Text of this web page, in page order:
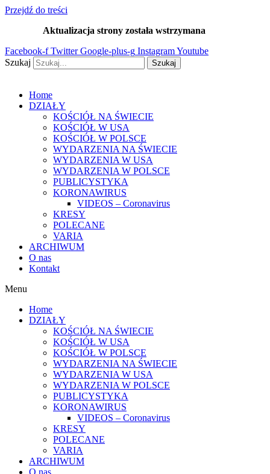
Przejdź do treści
Aktualizacja strony została wstrzymana
Facebook-f Twitter Google-plus-g InstagramYoutube
Szukaj
Szukaj
Home
DZIAŁY
KOŚCIÓŁ NA ŚWIECIE
KOŚCIÓŁ W USA
KOŚCIÓŁ W POLSCE
WYDARZENIA NA ŚWIECIE
WYDARZENIA W USA
WYDARZENIA W POLSCE
PUBLICYSTYKA
KORONAWIRUS
VIDEOS – Coronavirus
KRESY
POLECANE
VARIA
ARCHIWUM
O nas
Kontakt
Menu
Home
DZIAŁY
KOŚCIÓŁ NA ŚWIECIE
KOŚCIÓŁ W USA
KOŚCIÓŁ W POLSCE
WYDARZENIA NA ŚWIECIE
WYDARZENIA W USA
WYDARZENIA W POLSCE
PUBLICYSTYKA
KORONAWIRUS
VIDEOS – Coronavirus
KRESY
POLECANE
VARIA
ARCHIWUM
O nas